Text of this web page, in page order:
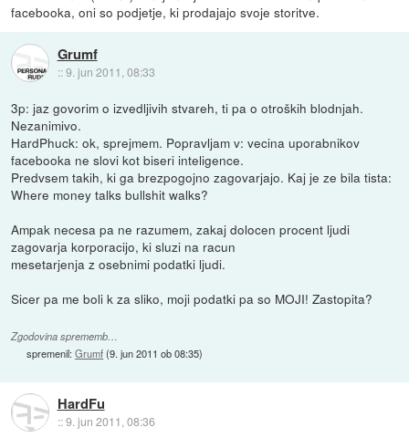
facebooka, oni so podjetje, ki prodajajo svoje storitve.
Grumf
::9. jun 2011, 08:33
3p: jaz govorim o izvedljivih stvareh, ti pa o otroških blodnjah.
Nezanimivo.
HardPhuck: ok, sprejmem. Popravljam v: vecina uporabnikov
facebooka ne slovi kot biseri inteligence.
Predvsem takih, ki ga brezpogojno zagovarjajo. Kaj je ze bila tista:
Where money talks bullshit walks?
Ampak necesa pa ne razumem, zakaj dolocen procent ljudi
zagovarja korporacijo, ki sluzi na racun
mesetarjenja z osebnimi podatki ljudi.
Sicer pa me boli k za sliko, moji podatki pa so MOJI! Zastopita?
Zgodovina sprememb…
spremenil:Grumf(9. jun 2011 ob 08:35)
HardFu
::9. jun 2011, 08:36